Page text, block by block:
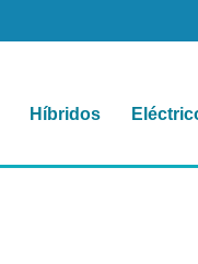
Híbridos